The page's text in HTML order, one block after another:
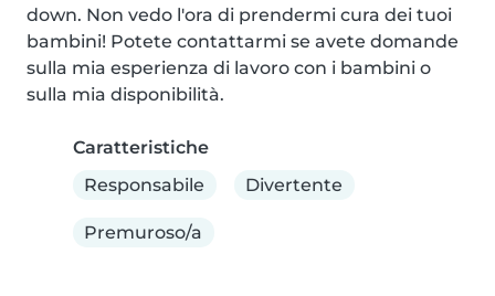
down. Non vedo l'ora di prendermi cura dei tuoi
bambini! Potete contattarmi se avete domande
sulla mia esperienza di lavoro con i bambini o
sulla mia disponibilità.
Caratteristiche
Responsabile
Divertente
Premuroso/a